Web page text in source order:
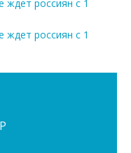
ждет россиян с 1
ждет россиян с 1